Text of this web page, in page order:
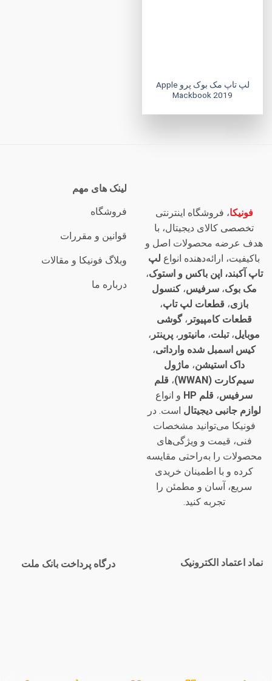
لپ تاپ مک بوک پرو Apple
Mackbook 2019
فونیکا، فروشگاه اینترنتی
تخصصی کالای دیجیتال، با
هدف عرضه محصولات اصل و
باکیفیت، ارائه‌دهنده انواع لپ
تاپ آکبند، اپن باکس و استوک،
مک بوک،سرفیس،کنسول
بازی، قطعات لپ تاپ،
قطعات کامپیوتر ،گوشی
موبایل،تبلت، مانیتور ، پرینتر ،
کیس اسمبل شده وارداتی،
داک استیشن، ماژول
سیم‌کارت (WWAN)
، قلم
سرفیس، قلم HP
و انواع
لوازم جانبی دیجیتال است. در
فونیکا می‌توانید مشخصات
فنی، قیمت و ویژگی‌های
محصولات را به‌راحتی مقایسه
کرده و با اطمینان خریدی
سریع، آسان و مطمئن را
تجربه کنید.
لینک های مهم
فروشگاه
قوانین و مقررات
وبلاگ فونیکا و مقالات
درباره ما
نماد اعتماد الکترونیک درگاه پرداخت بانک ملت